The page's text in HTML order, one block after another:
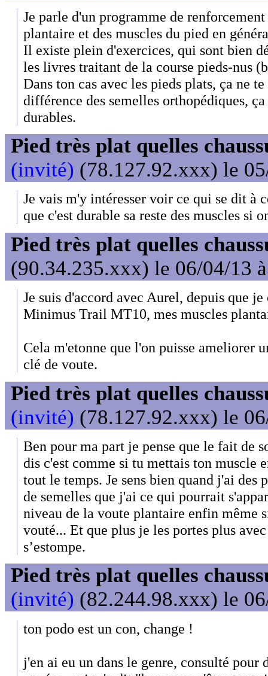
Je parle d'un programme de
plantaire et des muscles du pied en
Il existe plein d'exercices, qui sont bien
les livres traitant de la course pieds-nus
Dans ton cas avec les pieds plats, ça ne
différence des semelles orthopédiques,
durables.
Pied très plat quelles
(invité) (78.127.92.xxx) le
Je vais m'y intéresser voir ce qui se dit à
que c'est durable sa reste des muscles si
Pied très plat quelles
(90.34.235.xxx) le 06/04/13
Je suis d'accord avec Aurel, depuis que
Minimus Trail MT10, mes muscles
Cela m'etonne que l'on puisse ameliorer
clé de voute.
Pied très plat quelles
(invité) (78.127.92.xxx) le
Ben pour ma part je pense que le fait de
dis c'est comme si tu mettais ton muscle
tout le temps. Je sens bien quand j'ai des
de semelles que j'ai ce qui pourrait
niveau de la voute plantaire enfin même
vouté... Et que plus je les portes plus
s’estompe.
Pied très plat quelles
(invité) (82.244.98.xxx) le
ton podo est un con, change !
j'en ai eu un dans le genre, consulté